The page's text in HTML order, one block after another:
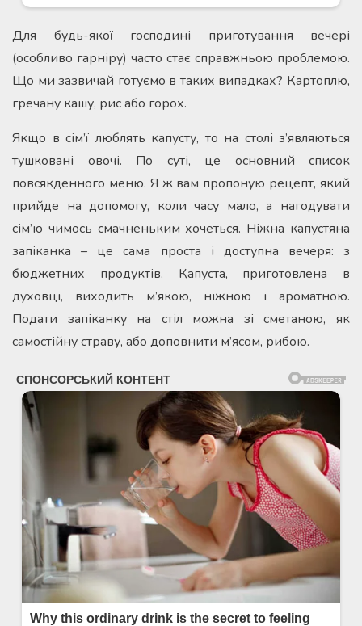
Для будь-якої господині приготування вечері
(особливо гарніру) часто стає справжньою проблемою.
Що ми зазвичай готуємо в таких випадках? Картоплю,
гречану кашу, рис або горох.
Якщо в сім’ї люблять капусту, то на столі з’являються
тушковані овочі. По суті, це основний список
повсякденного меню. Я ж вам пропоную рецепт, який
прийде на допомогу, коли часу мало, а нагодувати
сім’ю чимось смачненьким хочеться. Ніжна капустяна
запіканка – це сама проста і доступна вечеря: з
бюджетних продуктів. Капуста, приготовлена в
духовці, виходить м’якою, ніжною і ароматною.
Подати запіканку на стіл можна зі сметаною, як
самостійну страву, або доповнити м’ясом, рибою.